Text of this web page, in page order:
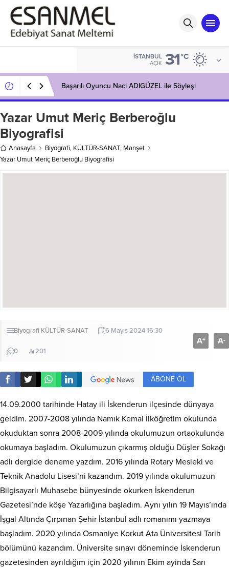
İSTANBUL
AÇIK 31°C
Başarılı Oyuncu Naci ADIGÜZEL ile Söyleşi
Yazar Umut Meriç Berberoğlu
Biyografisi
Anasayfa Biyografi, KÜLTÜR-SANAT, Manşet
Yazar Umut Meriç Berberoğlu Biyografisi
Biyografi KÜLTÜR-SANAT 6 Mayıs 2024 16:30
0 201
A+ A-
ABONE OL
14.09.2000 tarihinde Hatay ili İskenderun ilçesinde dünyaya
geldim. 2007-2008 yılında Namık Kemal İlköğretim okulunda
okuduktan sonra 2008-2009 yılında okulumuzun ortaokulunda
okumaya başladım. Okulumuzun çıkarmış olduğu Düşler Sokağı
adlı dergide deneme yazdım. 2016 yılında Rotary Mesleki ve
Teknik Anadolu Lisesi’ni kazandım. 2019 yılında okulumuzun
Bilgisayarlı Muhasebe bünyesinde okurken İskenderun
Gazetesi’nde köşe Yazarlığına başladım. Aynı yılın 19 Mayıs’ında
İşgal Altında Çırpınan Şehir İstanbul adlı romanımı yazmaya
başladım. 2020 yılında Osmaniye Korkut Ata Üniversitesi Tarih
bölümünü kazandım. Üniversite sınavı döneminde İskenderun
gazetesinden ayrıldığım için 2020 yılının Ekim ayinda Sarı